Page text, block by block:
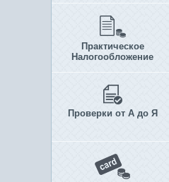
Практическое
Налогообложение
Проверки от А до Я